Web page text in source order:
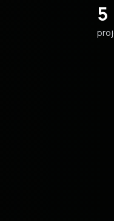
5